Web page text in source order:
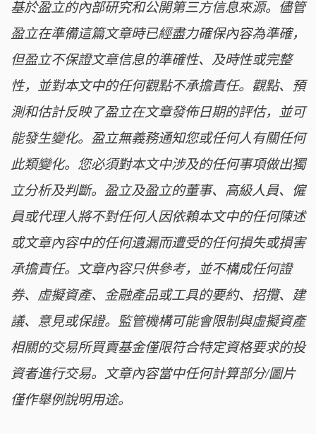
基於盈立的內部研究和公開第三方信息來源。儘管
盈立在準備這篇文章時已經盡力確保內容為準確，
但盈立不保證文章信息的準確性、及時性或完整
性，並對本文中的任何觀點不承擔責任。觀點、預
測和估計反映了盈立在文章發佈日期的評估，並可
能發生變化。盈立無義務通知您或任何人有關任何
此類變化。您必須對本文中涉及的任何事項做出獨
立分析及判斷。盈立及盈立的董事、高級人員、僱
員或代理人將不對任何人因依賴本文中的任何陳述
或文章內容中的任何遺漏而遭受的任何損失或損害
承擔責任。文章內容只供參考，並不構成任何證
券、虛擬資產、金融產品或工具的要約、招攬、建
議、意見或保證。監管機構可能會限制與虛擬資產
相關的交易所買賣基金僅限符合特定資格要求的投
資者進行交易。文章內容當中任何計算部分/圖片
僅作舉例說明用途。